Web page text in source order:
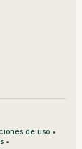
de uso•
•